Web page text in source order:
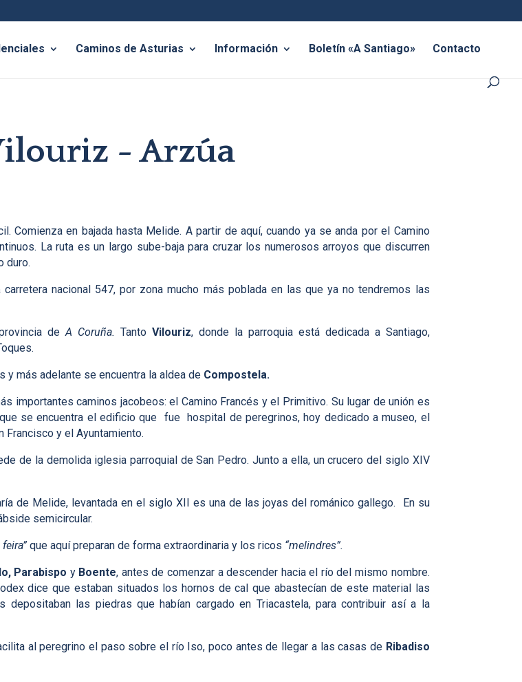
Caminos de Asturias Información Boletín «A Santiago» Contacto
- Arzúa
en bajada hasta Melide. A partir de aquí, cuando ya se anda por el Camino
La ruta es un largo sube-baja para cruzar los numerosos arroyos que discurren
duro.
nacional 547, por zona mucho más poblada en las que ya no tendremos las
de A Coruña. Tanto Vilouriz, donde la parroquia está dedicada a Santiago,
y más adelante se encuentra la aldea de Compostela.
importantes caminos jacobeos: el Camino Francés y el Primitivo. Su lugar de unión es
se encuentra el edificio que fue hospital de peregrinos, hoy dedicado a museo, el
Francisco y el Ayuntamiento.
de la demolida iglesia parroquial de San Pedro. Junto a ella, un crucero del siglo XIV
de Melide, levantada en el siglo XII es una de las joyas del románico gallego. En su
semicircular.
que aquí preparan de forma extraordinaria y los ricos “melindres”.
Parabispo y Boente, antes de comenzar a descender hacia el río del mismo nombre.
dice que estaban situados los hornos de cal que abastecían de este material las
las piedras que habían cargado en Triacastela, para contribuir así a la
al peregrino el paso sobre el río Iso, poco antes de llegar a las casas de Ribadiso